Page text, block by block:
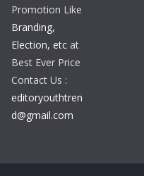
Promotion Like
Branding,
Election, etc at
Best Ever Price
Contact Us :
editoryouthtren
d@gmail.com